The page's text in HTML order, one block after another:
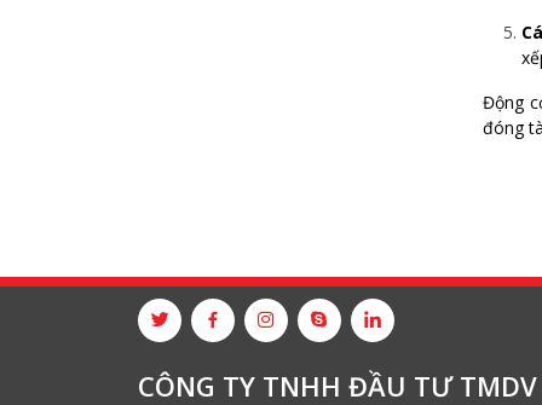
Động
đóng
CÔNG TY TNHH ĐẦU TƯ